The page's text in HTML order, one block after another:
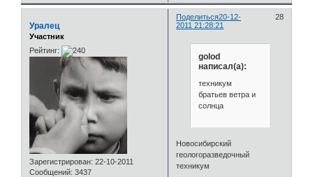
Поделиться 28
20-12-
2011 21:28:21
Уралец
Участник
Рейтинг:
Зарегистрирован: 22-10-2011
Сообщений: 3437
golod
написал(а):
техникум
братьев ветра и
солнца
Новосибирский
геологоразведочный
техникум